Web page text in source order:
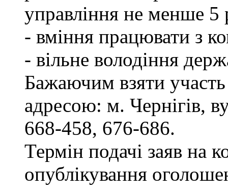
управління не менше 5
- вміння працювати з
- вільне володіння
Бажаючим взяти участь
адресою: м. Чернігів,
668-458, 676-686.
Термін подачі заяв на
опублікування